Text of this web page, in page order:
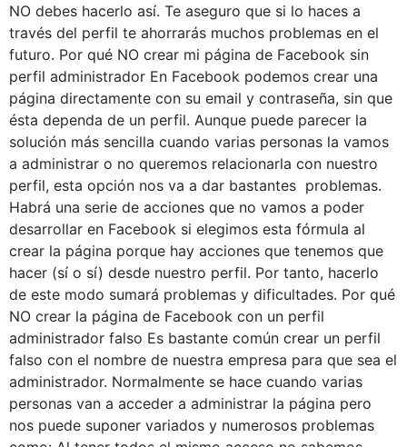
NO debes hacerlo así. Te aseguro que si lo haces a
través del perfil te ahorrarás muchos problemas en el
futuro. Por qué NO crear mi página de Facebook sin
perfil administrador En Facebook podemos crear una
página directamente con su email y contraseña, sin que
ésta dependa de un perfil. Aunque puede parecer la
solución más sencilla cuando varias personas la vamos
a administrar o no queremos relacionarla con nuestro
perfil, esta opción nos va a dar bastantes problemas.
Habrá una serie de acciones que no vamos a poder
desarrollar en Facebook si elegimos esta fórmula al
crear la página porque hay acciones que tenemos que
hacer (sí o sí) desde nuestro perfil. Por tanto, hacerlo
de este modo sumará problemas y dificultades. Por qué
NO crear la página de Facebook con un perfil
administrador falso Es bastante común crear un perfil
falso con el nombre de nuestra empresa para que sea el
administrador. Normalmente se hace cuando varias
personas van a acceder a administrar la página pero
nos puede suponer variados y numerosos problemas